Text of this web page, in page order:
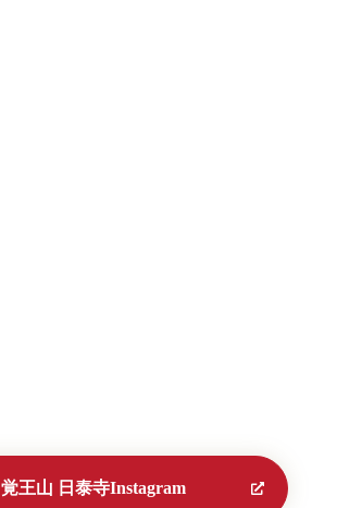
覚王山 日泰寺Instagram